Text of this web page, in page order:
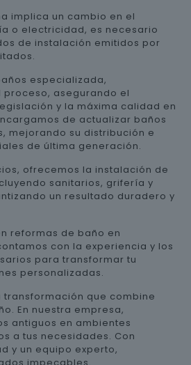
implica un cambio en el
o electricidad, es necesario
de instalación emitidos por
especializada,
asegurando el
y la máxima calidad en
de actualizar baños
mejorando su distribución e
de última generación.
ofrecemos la instalación de
sanitarios, grifería y
un resultado duradero y
reformas de baño en
con la experiencia y los
para transformar tu
personalizadas.
transformación que combine
En nuestra empresa,
antiguos en ambientes
a tus necesidades. Con
y un equipo experto,